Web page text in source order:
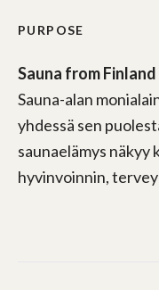
PURPOSE
Sauna from
Sauna-alan
yhdessä sen
saunaelämys näkyy
hyvinvoinnin,